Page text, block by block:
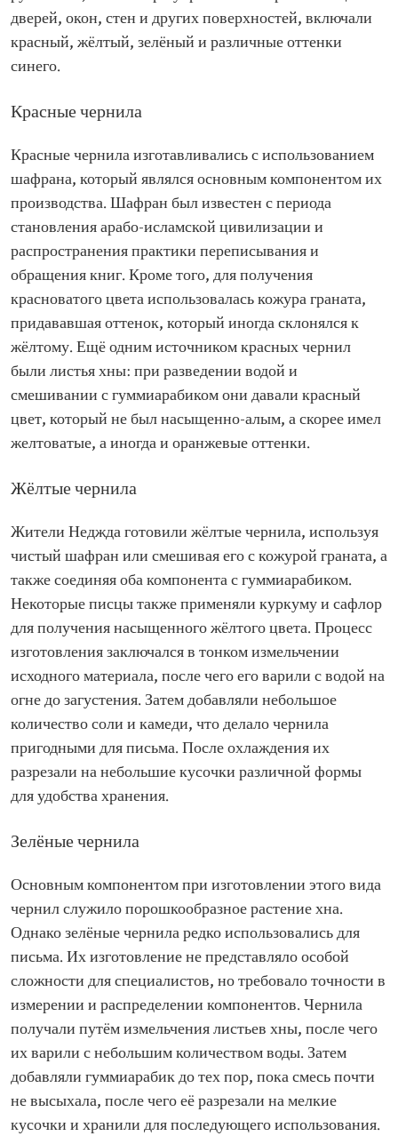
дверей, окон, стен и других поверхностей, включали
красный, жёлтый, зелёный и различные оттенки
синего.
Красные чернила
Красные чернила изготавливались с использованием
шафрана, который являлся основным компонентом их
производства. Шафран был известен с периода
становления арабо-исламской цивилизации и
распространения практики переписывания и
обращения книг. Кроме того, для получения
красноватого цвета использовалась кожура граната,
придававшая оттенок, который иногда склонялся к
жёлтому. Ещё одним источником красных чернил
были листья хны: при разведении водой и
смешивании с гуммиарабиком они давали красный
цвет, который не был насыщенно-алым, а скорее имел
желтоватые, а иногда и оранжевые оттенки.
Жёлтые чернила
Жители Неджда готовили жёлтые чернила, используя
чистый шафран или смешивая его с кожурой граната, а
также соединяя оба компонента с гуммиарабиком.
Некоторые писцы также применяли куркуму и сафлор
для получения насыщенного жёлтого цвета. Процесс
изготовления заключался в тонком измельчении
исходного материала, после чего его варили с водой на
огне до загустения. Затем добавляли небольшое
количество соли и камеди, что делало чернила
пригодными для письма. После охлаждения их
разрезали на небольшие кусочки различной формы
для удобства хранения.
Зелёные чернила
Основным компонентом при изготовлении этого вида
чернил служило порошкообразное растение хна.
Однако зелёные чернила редко использовались для
письма. Их изготовление не представляло особой
сложности для специалистов, но требовало точности в
измерении и распределении компонентов. Чернила
получали путём измельчения листьев хны, после чего
их варили с небольшим количеством воды. Затем
добавляли гуммиарабик до тех пор, пока смесь почти
не высыхала, после чего её разрезали на мелкие
кусочки и хранили для последующего использования.